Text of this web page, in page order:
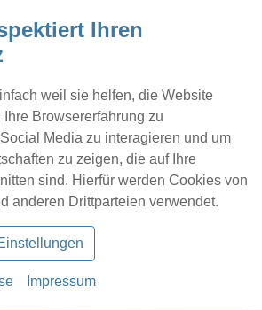
Ihren
weil sie helfen, die Website
Browsererfahrung zu
Media zu interagieren und um
zu zeigen, die auf Ihre
sind. Hierfür werden Cookies von
anderen Drittparteien verwendet.
Impressum
Location eintragen Profil
Strandbad Wannsee